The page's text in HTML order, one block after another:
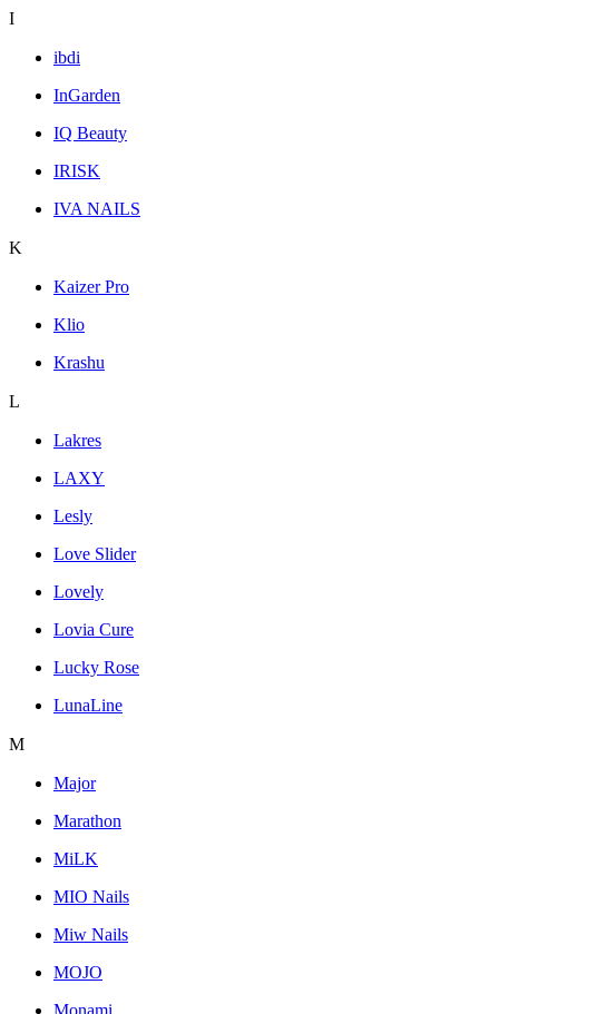
I
ibdi
InGarden
IQ Beauty
IRISK
IVA NAILS
K
Kaizer Pro
Klio
Krashu
L
Lakres
LAXY
Lesly
Love Slider
Lovely
Lovia Cure
Lucky Rose
LunaLine
M
Major
Marathon
MiLK
MIO Nails
Miw Nails
MOJO
Monami